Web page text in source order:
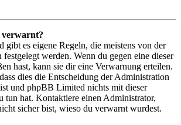
verwarnt?
gibt es eigene Regeln, die meistens von der
werden. Wenn du gegen eine dieser
hast, kann sie dir eine Verwarnung erteilen.
dies die Entscheidung der Administration
und phpBB Limited nichts mit dieser
tun hat. Kontaktiere einen Administrator,
sicher bist, wieso du verwarnt wurdest.